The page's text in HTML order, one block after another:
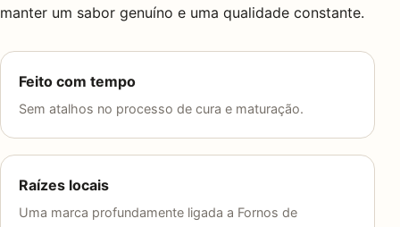
manter um sabor genuíno e uma qualidade constante.
Feito com tempo
Sem atalhos no processo de cura e maturação.
Raízes locais
Uma marca profundamente ligada a Fornos de